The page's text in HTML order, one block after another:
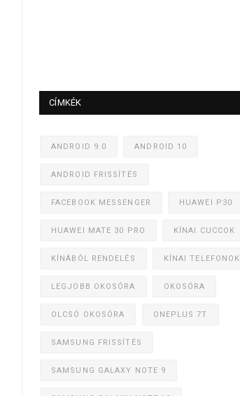
CÍMKÉK
ANDROID 9.0 ANDROID 10
ANDROID FRISSÍTÉS
FACEBOOK MESSENGER HUAWEI P30
HUAWEI MATE 30 PRO KÍNAI CUCCOK
KÍNÁBÓL RENDELÉS KÍNAI TELEFONOK
LEGJOBB OKOSÓRA OKOSÓRA
OLCSÓ OKOSÓRA ONEPLUS 7T
SAMSUNG FRISSÍTÉS
SAMSUNG GALAXY NOTE 9